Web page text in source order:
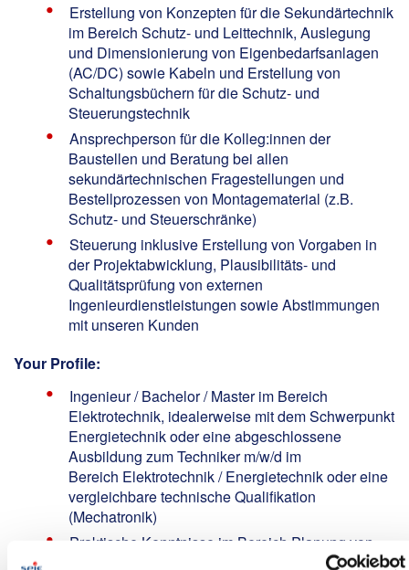
Erstellung von Konzepten für die Sekundärtechnik
im Bereich Schutz- und Leittechnik, Auslegung
und Dimensionierung von Eigenbedarfsanlagen
(AC/DC) sowie Kabeln und Erstellung von
Schaltungsbüchern für die Schutz- und
Steuerungstechnik
Ansprechperson für die Kolleg:innen der
Baustellen und Beratung bei allen
sekundärtechnischen Fragestellungen und
Bestellprozessen von Montagematerial (z.B.
Schutz- und Steuerschränke)
Steuerung inklusive Erstellung von Vorgaben in
der Projektabwicklung, Plausibilitäts- und
Qualitätsprüfung von externen
Ingenieurdienstleistungen sowie Abstimmungen
mit unseren Kunden
Your Profile:
Ingenieur / Bachelor / Master im Bereich
Elektrotechnik, idealerweise mit dem Schwerpunkt
Energietechnik oder eine abgeschlossene
Ausbildung zum Techniker m/w/d im
Bereich Elektrotechnik / Energietechnik oder eine
vergleichbare technische Qualifikation
(Mechatronik)
Praktische Kenntnisse im Bereich Planung von